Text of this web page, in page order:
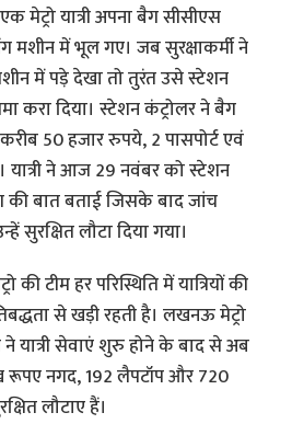
यात्री अपना बैग सीसीएस
मशीन में भूल गए। जब सुरक्षाकर्मी ने
में पड़े देखा तो तुरंत उसे स्टेशन
करा दिया। स्टेशन कंट्रोलर ने बैग
50 हजार रुपये, 2 पासपोर्ट एवं
यात्री ने आज 29 नवंबर को स्टेशन
बात बताई जिसके बाद जांच
सुरक्षित लौटा दिया गया।
की टीम हर परिस्थिति में यात्रियों की
से खड़ी रहती है। लखनऊ मेट्रो
यात्री सेवाएं शुरु होने के बाद से अब
नगद, 192 लैपटॉप और 720
लौटाए हैं।